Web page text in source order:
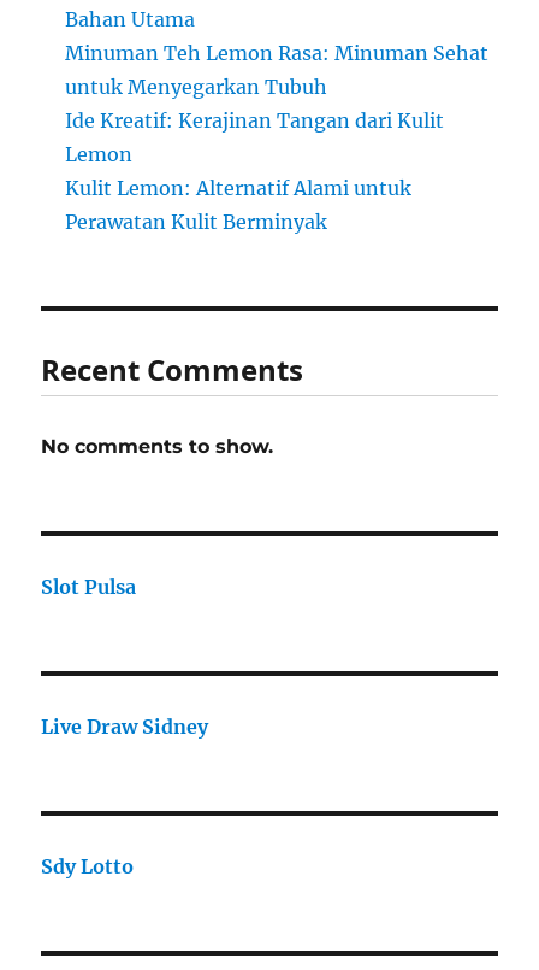
Bahan Utama
Minuman Teh Lemon Rasa: Minuman Sehat
untuk Menyegarkan Tubuh
Ide Kreatif: Kerajinan Tangan dari Kulit
Lemon
Kulit Lemon: Alternatif Alami untuk
Perawatan Kulit Berminyak
Recent Comments
No comments to show.
Slot Pulsa
Live Draw Sidney
Sdy Lotto